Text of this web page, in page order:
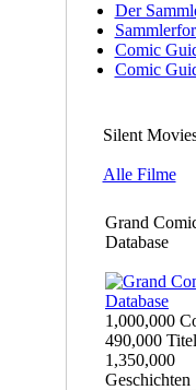
Der
Comic
Comic
Silent
Alle Filme
Grand
Database
1,000,000
490,000
1,350,000
Geschichten